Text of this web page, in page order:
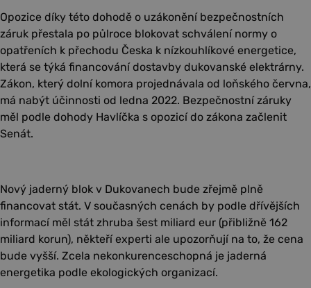
Opozice díky této dohodě o uzákonění bezpečnostních
záruk přestala po půlroce blokovat schválení normy o
opatřeních k přechodu Česka k nízkouhlíkové energetice,
která se týká financování dostavby dukovanské elektrárny.
Zákon, který dolní komora projednávala od loňského června,
má nabýt účinnosti od ledna 2022. Bezpečnostní záruky
měl podle dohody Havlíčka s opozicí do zákona začlenit
Senát.
Nový jaderný blok v Dukovanech bude zřejmě plně
financovat stát. V současných cenách by podle dřívějších
informací měl stát zhruba šest miliard eur (přibližně 162
miliard korun), někteří experti ale upozorňují na to, že cena
bude vyšší. Zcela nekonkurenceschopná je jaderná
energetika podle ekologických organizací.